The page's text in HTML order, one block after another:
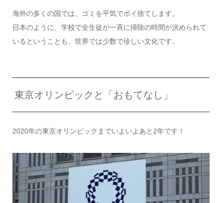
海外の多くの国では、ゴミを平気でポイ捨てします。
日本のように、学校で全生徒が一斉に掃除の時間が決められて
いるということも、世界では少数で珍しい文化です。
東京オリンピックと「おもてなし」
2020年の東京オリンピックまでいよいよあと2年です！